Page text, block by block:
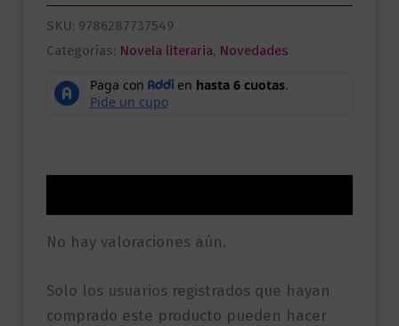
Japonés
cantidad
SKU: 9786287737549
Categorías: Novela literaria, Novedades
No hay valoraciones aún.
Solo los usuarios registrados que hayan
comprado este producto pueden hacer